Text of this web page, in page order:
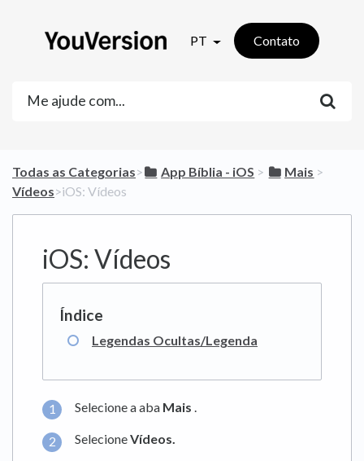
PT Contato
Todas as Categorias​>​ ​App Bíblia - iOS ​ > ​ ​Mais ​ > ​
Vídeos​>​ iOS: Vídeos
iOS: Vídeos
Legendas Ocultas/Legenda
Selecione a aba Mais .
SelecioneVídeos.